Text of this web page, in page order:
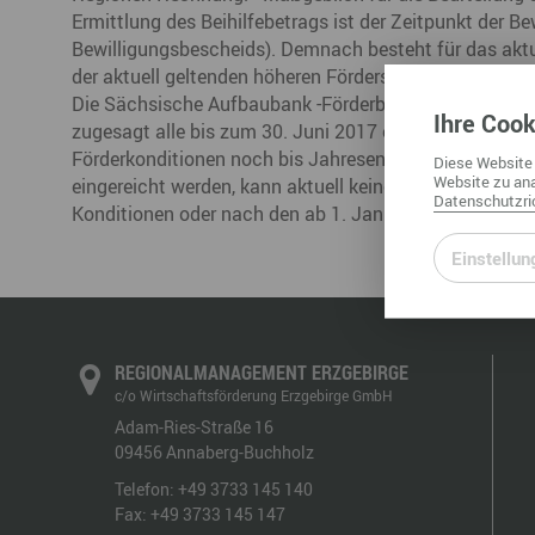
Ermittlung des Beihilfebetrags ist der Zeitpunkt der
Bewilligungsbescheids). Demnach besteht für das
der aktuell geltenden höheren Fördersätze von 35, 25
Die Sächsische Aufbaubank -Förderbank- (SAB) als
zugesagt alle bis zum 30. Juni 2017 eingehenden
Förderkonditionen noch bis Jahresende 2017 zu
eingereicht werden, kann aktuell keine Aussage
Konditionen oder nach den ab 1. Januar 2018
REGIONALMANAGEMENT ERZGEBIRGE
c/o Wirtschaftsförderung Erzgebirge GmbH
Adam-Ries-Straße 16
09456 Annaberg-Buchholz
Telefon: +49 3733 145 140
Fax: +49 3733 145 147
Ihre
DieseWebsite
Websitezu